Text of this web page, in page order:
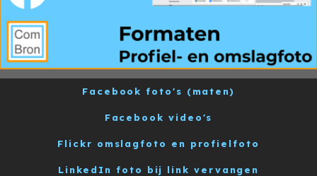
Facebook foto's (maten)
Facebook video's
Flickr omslagfoto en profielfoto
LinkedIn foto bij link vervangen